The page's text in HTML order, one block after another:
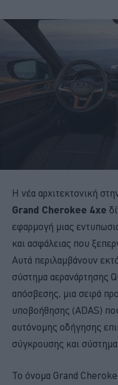
Η νέα αρχιτεκτονική
Grand Cherokee 4xe
εφαρμογή μιας
και ασφάλειας που
Αυτά περιλαμβάνουν
σύστημα αερανάρτησης
απόσβεσης, μια σειρά
υποβοήθησης (ADAS)
αυτόνομης οδήγησης
σύγκρουσης και σύστημα
Το όνομα Grand